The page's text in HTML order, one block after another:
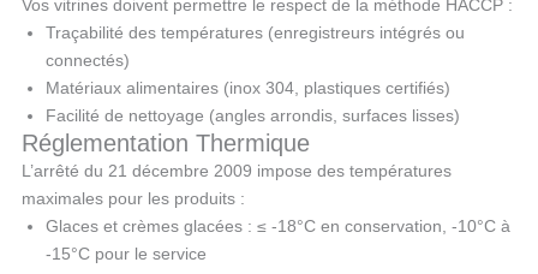
Vos vitrines doivent permettre le respect de la méthode HACCP :
Traçabilité des températures (enregistreurs intégrés ou
connectés)
Matériaux alimentaires (inox 304, plastiques certifiés)
Facilité de nettoyage (angles arrondis, surfaces lisses)
Réglementation Thermique
L’arrêté du 21 décembre 2009 impose des températures
maximales pour les produits :
Glaces et crèmes glacées : ≤ -18°C en conservation, -10°C à
-15°C pour le service